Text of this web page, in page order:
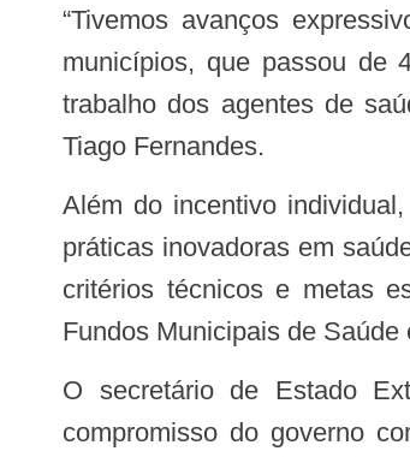
“Tivemos avanços expressivos. Um exemplo é a redução da taxa de mortalidade por infarto agudo do miocárdio em 120
municípios, que passou de
trabalho dos agentes de
Tiago Fernandes.
Além do incentivo individual, o Cuidar de Todos prevê uma premiação anual para os municípios com melhores resultados e
práticas inovadoras em
critérios técnicos e metas
Fundos Municipais de
O secretário de Estado Extraordinário de Assuntos Municipalistas, Orleans Brandão, destacou que a política reflete o
compromisso do governo